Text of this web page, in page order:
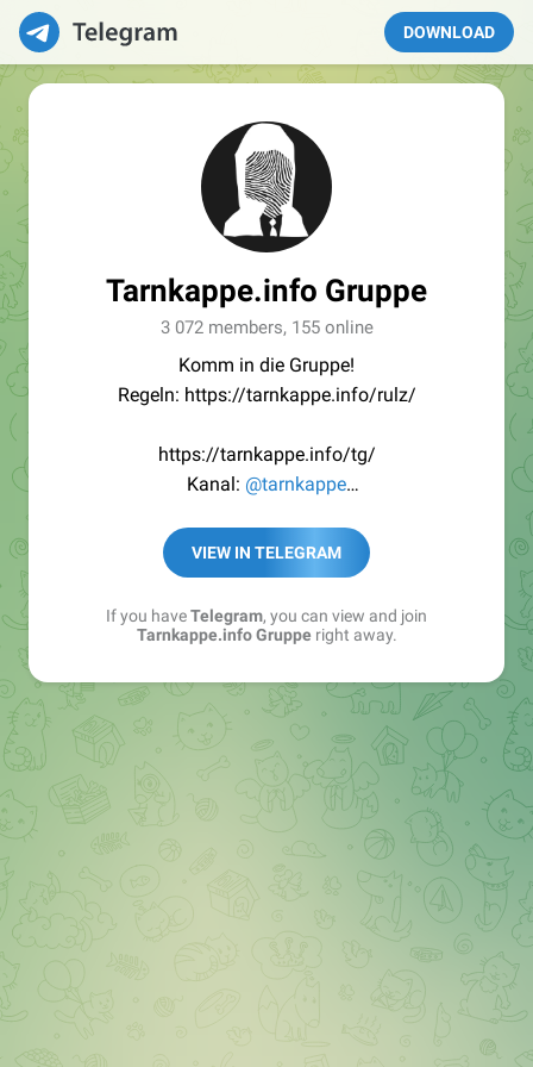
DOWNLOAD
Tarnkappe.info Gruppe
3 072 members, 155 online
Komm in die Gruppe!
Regeln: https://tarnkappe.info/rulz/
https://tarnkappe.info/tg/
Kanal: @tarnkappe
Best of:@bestoftarnkappe
Kochen: https://t.me/+WSW5F1VcmhliMjk6
VIEW IN TELEGRAM
If you haveTelegram, you can view and join
Tarnkappe.info Grupperight away.